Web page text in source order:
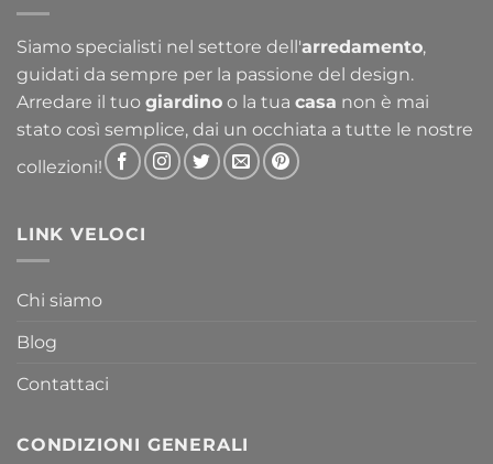
Siamo specialisti nel settore dell'arredamento,
guidati da sempre per la passione del design.
Arredare il tuo giardino o la tua casa non è mai
stato così semplice, dai un occhiata a tutte le nostre
collezioni!
LINK VELOCI
Chi siamo
Blog
Contattaci
CONDIZIONI GENERALI